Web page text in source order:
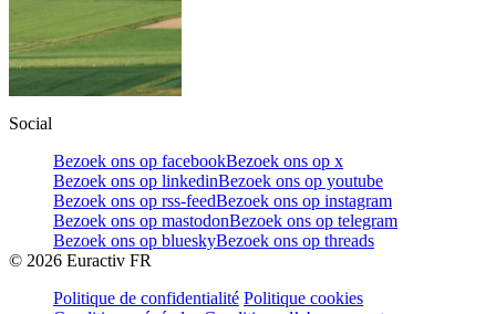
Social
Bezoek ons op facebookBezoek ons op x
Bezoek ons op linkedinBezoek ons op youtube
Bezoek ons op rss-feedBezoek ons op instagram
Bezoek ons op mastodonBezoek ons op telegram
Bezoek ons op blueskyBezoek ons op threads
© 2026 Euractiv FR
Politique de confidentialité Politique cookies